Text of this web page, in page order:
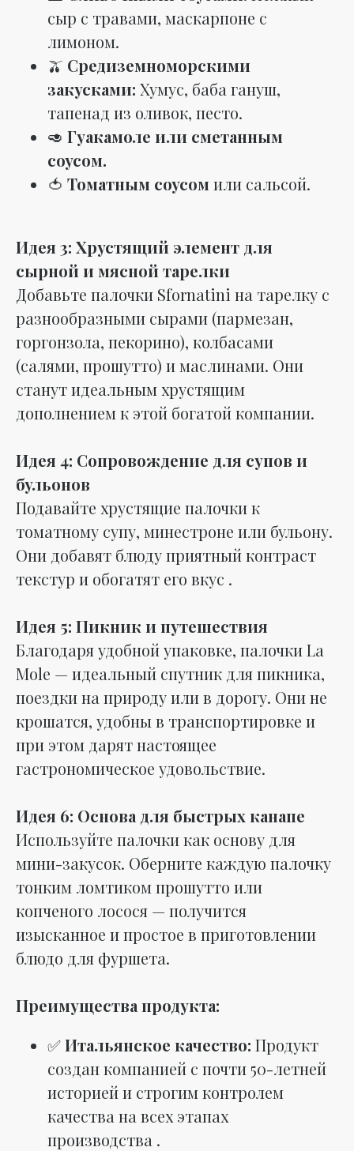
сыр с травами, маскарпоне с
лимоном.
🫒 Средиземноморскими
закусками: Хумус, баба гануш,
тапенад из оливок, песто.
🥑 Гуакамоле или сметанным
соусом.
🍅 Томатным соусом или сальсой.
Идея 3: Хрустящий элемент для
сырной и мясной тарелки
Добавьте палочки Sfornatini на тарелку с
разнообразными сырами (пармезан,
горгонзола, пекорино), колбасами
(салями, прошутто) и маслинами. Они
станут идеальным хрустящим
дополнением к этой богатой компании.
Идея 4: Сопровождение для супов и
бульонов
Подавайте хрустящие палочки к
томатному супу, минестроне или бульону.
Они добавят блюду приятный контраст
текстур и обогатят его вкус .
Идея 5: Пикник и путешествия
Благодаря удобной упаковке, палочки La
Mole — идеальный спутник для пикника,
поездки на природу или в дорогу. Они не
крошатся, удобны в транспортировке и
при этом дарят настоящее
гастрономическое удовольствие.
Идея 6: Основа для быстрых канапе
Используйте палочки как основу для
мини-закусок. Оберните каждую палочку
тонким ломтиком прошутто или
копченого лосося — получится
изысканное и простое в приготовлении
блюдо для фуршета.
Преимущества продукта:
✅Итальянское качество: Продукт
создан компанией с почти 50-летней
историей и строгим контролем
качества на всех этапах
производства .